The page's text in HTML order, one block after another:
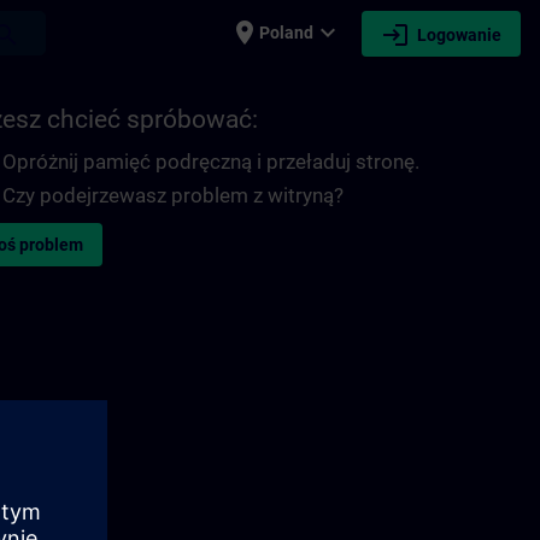
place Poland expand_more login Logowanie
chcieć spróbować:
Opróżnij pamięć podręczną i przeładuj stronę.
Czy podejrzewasz problem z witryną?
problem